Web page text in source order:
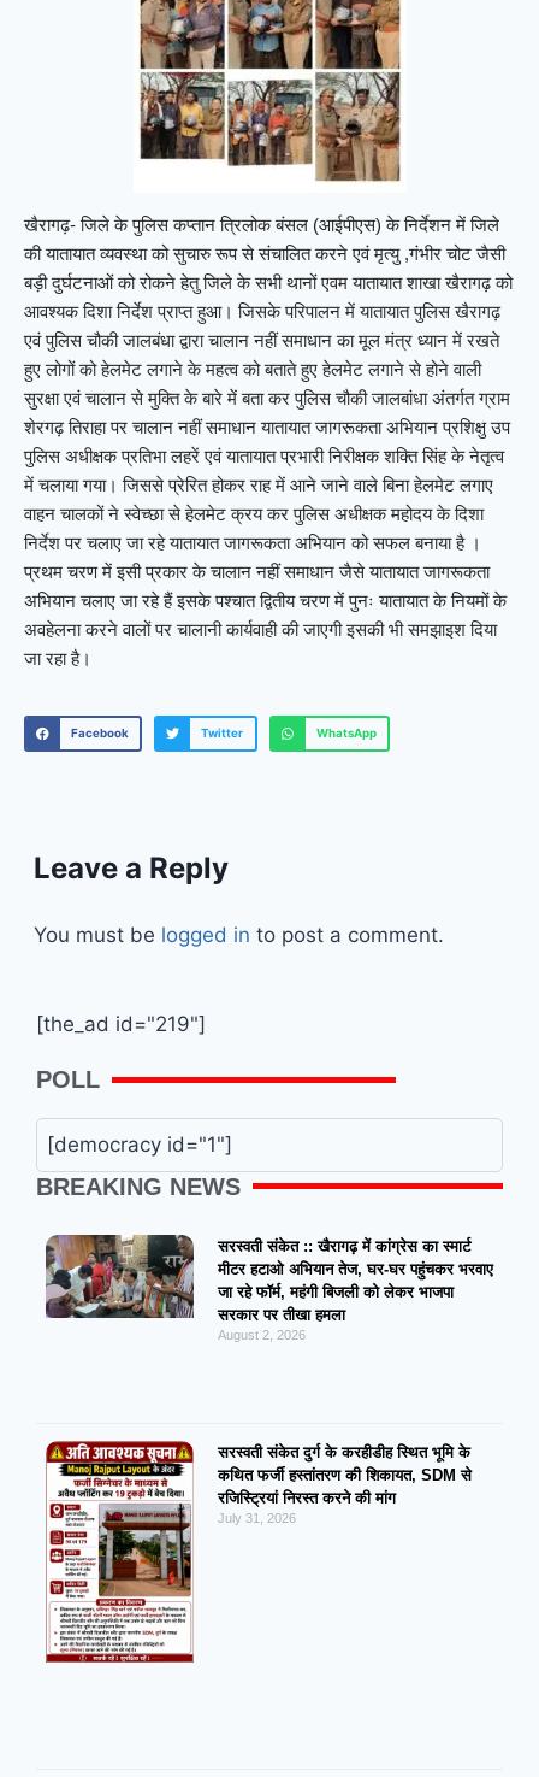
खैरागढ़- जिले के पुलिस कप्तान त्रिलोक बंसल (आईपीएस) के निर्देशन में जिले
की यातायात व्यवस्था को सुचारु रूप से संचालित करने एवं मृत्यु ,गंभीर चोट जैसी
बड़ी दुर्घटनाओं को रोकने हेतु जिले के सभी थानों एवम यातायात शाखा खैरागढ़ को
आवश्यक दिशा निर्देश प्राप्त हुआ। जिसके परिपालन में यातायात पुलिस खैरागढ़
एवं पुलिस चौकी जालबंधा द्वारा चालान नहीं समाधान का मूल मंत्र ध्यान में रखते
हुए लोगों को हेलमेट लगाने के महत्व को बताते हुए हेलमेट लगाने से होने वाली
सुरक्षा एवं चालान से मुक्ति के बारे में बता कर पुलिस चौकी जालबांधा अंतर्गत ग्राम
शेरगढ़ तिराहा पर चालान नहीं समाधान यातायात जागरूकता अभियान प्रशिक्षु उप
पुलिस अधीक्षक प्रतिभा लहरें एवं यातायात प्रभारी निरीक्षक शक्ति सिंह के नेतृत्व
में चलाया गया। जिससे प्रेरित होकर राह में आने जाने वाले बिना हेलमेट लगाए
वाहन चालकों ने स्वेच्छा से हेलमेट क्रय कर पुलिस अधीक्षक महोदय के दिशा
निर्देश पर चलाए जा रहे यातायात जागरूकता अभियान को सफल बनाया है ।
प्रथम चरण में इसी प्रकार के चालान नहीं समाधान जैसे यातायात जागरूकता
अभियान चलाए जा रहे हैं इसके पश्चात द्वितीय चरण में पुनः यातायात के नियमों के
अवहेलना करने वालों पर चालानी कार्यवाही की जाएगी इसकी भी समझाइश दिया
जा रहा है।
Facebook Twitter WhatsApp
Leave a Reply
You must be logged in to post a comment.
[the_ad id="219"]
POLL
[democracy id="1"]
BREAKING NEWS
सरस्वती संकेत :: खैरागढ़ में कांग्रेस का स्मार्ट
मीटर हटाओ अभियान तेज, घर-घर पहुंचकर भरवाए
जा रहे फॉर्म, महंगी बिजली को लेकर भाजपा
सरकार पर तीखा हमला
August 2, 2026
सरस्वती संकेत दुर्ग के करहीडीह स्थित भूमि के
कथित फर्जी हस्तांतरण की शिकायत, SDM से
रजिस्ट्रियां निरस्त करने की मांग
July 31, 2026